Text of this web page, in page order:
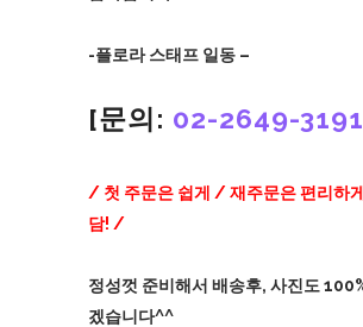
-플로라 스태프 일동 –
[문의: 02-2649-3191
/ 첫 주문은 쉽게 / 재주문은 편리하
담! /
정성껏 준비해서 배송후, 사진도
겠습니다^^